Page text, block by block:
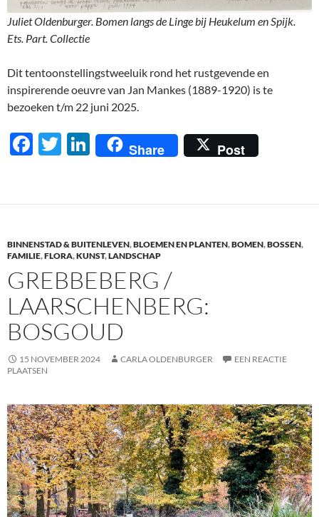
Juliet Oldenburger. Bomen langs de Linge bij Heukelum en Spijk.
Ets. Part. Collectie
Dit tentoonstellingstweeluik rond het rustgevende en
inspirerende oeuvre van Jan Mankes (1889-1920) is te
bezoeken t/m 22 juni 2025.
F
b
o
o
k
T
er
Li
n
e
dI
n
Share Post
BINNENSTAD & BUITENLEVEN,BLOEMEN EN PLANTEN,BOMEN,BOSSEN,
FAMILIE,FLORA,KUNST,LANDSCHAP
GREBBEBERG /
LAARSCHENBERG:
BOSGOUD
15 NOVEMBER 2024 CARLA OLDENBURGER
EEN REACTIE
PLAATSEN